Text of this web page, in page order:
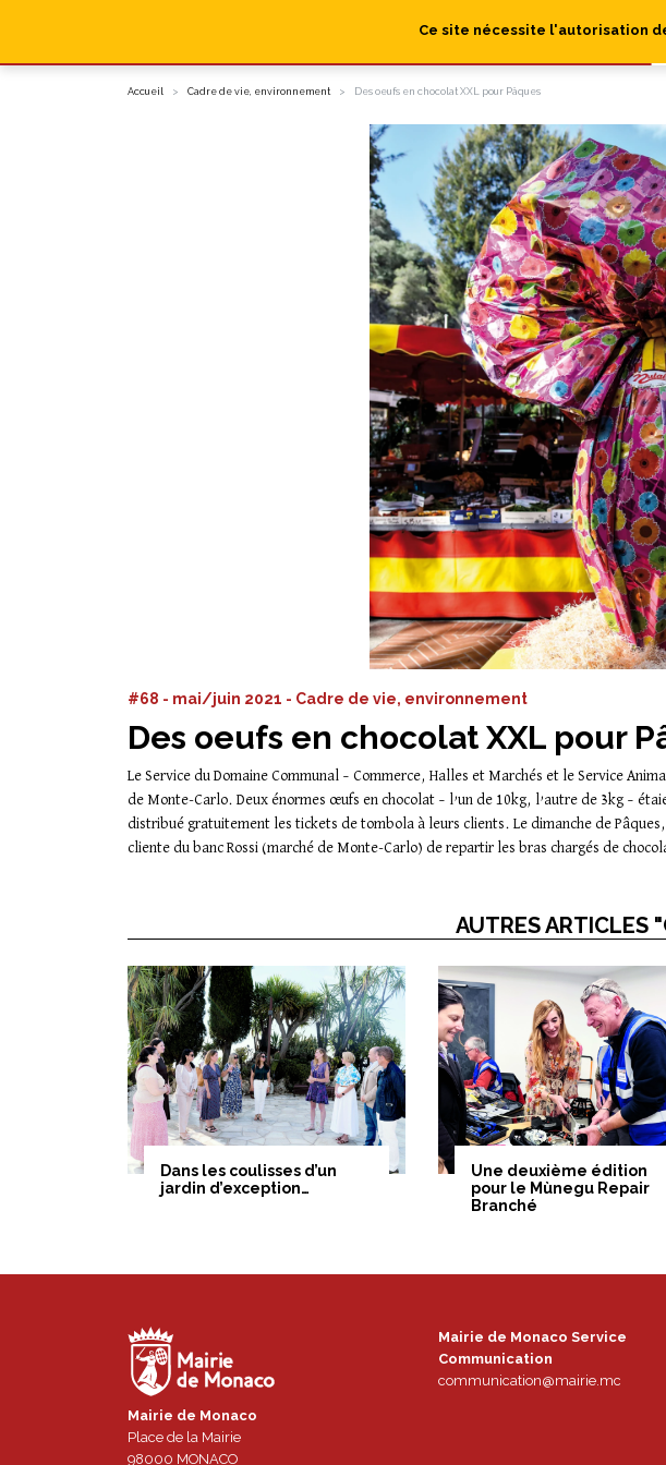
Accueil Cadre de vie, environnement Des oeufs en chocolat XXL pour Pâques
#68 - mai/juin 2021 - Cadre de vie, environnement
Des oeufs en chocolat XXL pour
Le Service du Domaine Communal – Commerce, Halles et Marchés et le Service
de Monte-Carlo. Deux énormes œufs en chocolat – l’un de 10kg, l’autre de 3kg –
distribué gratuitement les tickets de tombola à leurs clients. Le dimanche de
cliente du banc Rossi (marché de Monte-Carlo) de repartir les bras chargés de
AUTRES ARTICLES
Dans les coulisses d’un
jardin d’exception…
Une deuxième édition
pour le Mùnegu Repair
Branché
Mairie de Monaco
Place de la Mairie
98000 MONACO
Mairie de Monaco Service
Communication
communication@mairie.mc
Ce site nécessite l'autorisation